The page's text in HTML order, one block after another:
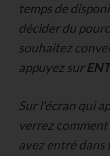
temps de
décider du
souhaitez
appuyez sur
Sur l'écran qui
verrez
avez entré dans